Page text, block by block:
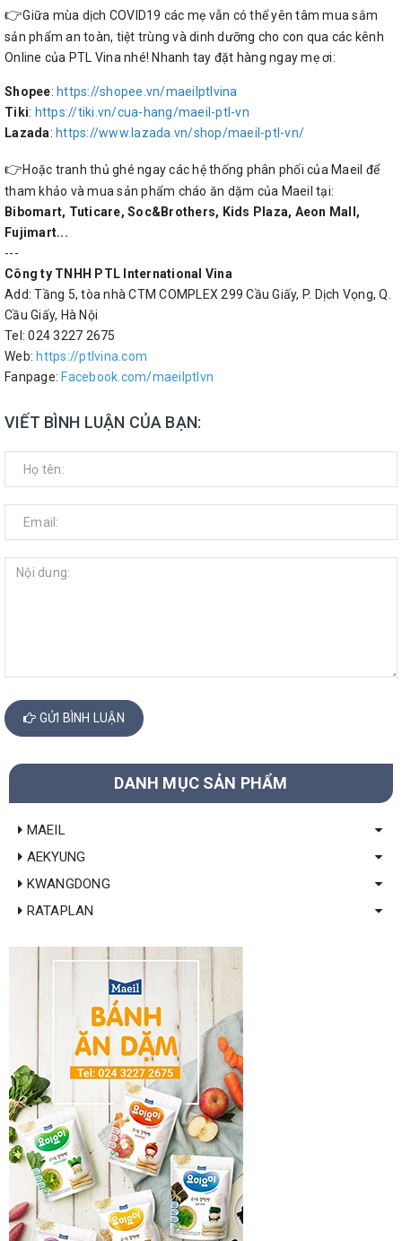
👉Giữa mùa dịch COVID19 các mẹ vẫn có thể yên tâm mua sắm
sản phẩm an toàn, tiệt trùng và dinh dưỡng cho con qua các kênh
Online của PTL Vina nhé! Nhanh tay đặt hàng ngay mẹ ơi:
Shopee: https://shopee.vn/maeilptlvina
Tiki: https://tiki.vn/cua-hang/maeil-ptl-vn
Lazada: https://www.lazada.vn/shop/maeil-ptl-vn/
👉Hoặc tranh thủ ghé ngay các hệ thống phân phối của Maeil để
tham khảo và mua sản phẩm cháo ăn dặm của Maeil tại:
Bibomart, Tuticare, Soc&Brothers, Kids Plaza, Aeon Mall,
Fujimart...
---
Công ty TNHH PTL International Vina
Add: Tầng 5, tòa nhà CTM COMPLEX 299 Cầu Giấy, P. Dịch Vọng, Q.
Cầu Giấy, Hà Nội
Tel: 024 3227 2675
Web: https://ptlvina.com
Fanpage: Facebook.com/maeilptlvn
VIẾT BÌNH LUẬN CỦA BẠN:
GỬI BÌNH LUẬN
DANH MỤC SẢN PHẨM
MAEIL
AEKYUNG
KWANGDONG
RATAPLAN